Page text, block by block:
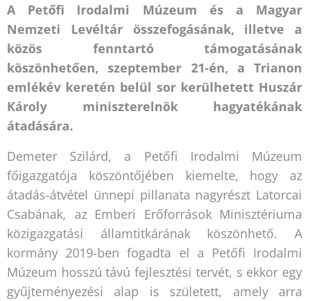
A Petőfi Irodalmi Múzeum és a Magyar
Nemzeti Levéltár összefogásának, illetve a
közös fenntartó támogatásának
köszönhetően, szeptember 21-én, a Trianon
emlékév keretén belül sor kerülhetett Huszár
Károly miniszterelnök hagyatékának
átadására.
Demeter Szilárd, a Petőfi Irodalmi Múzeum
főigazgatója köszöntőjében kiemelte, hogy az
átadás-átvétel ünnepi pillanata nagyrészt Latorcai
Csabának, az Emberi Erőforrások Minisztériuma
közigazgatási államtitkárának köszönhető. A
kormány 2019-ben fogadta el a Petőfi Irodalmi
Múzeum hosszú távú fejlesztési tervét, s ekkor egy
gyűjteményezési alap is született, amely arra